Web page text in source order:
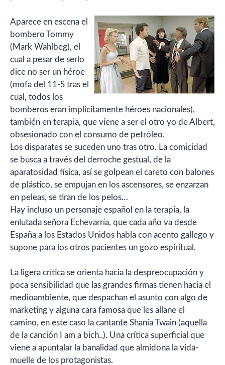
Aparece en escena el
bombero Tommy
(Mark Wahlbeg), el
cual a pesar de serlo
dice no ser un héroe
(mofa del 11-S tras el
cual, todos los
bomberos eran ímplicitamente héroes nacionales),
también en terapia, que viene a ser el otro yo de Albert,
obsesionado con el consumo de petróleo.
Los disparates se suceden uno tras otro. La comicidad
se busca a través del derroche gestual, de la
aparatosidad física, así se golpean el careto con balones
de plástico, se empujan en los ascensores, se enzarzan
en peleas, se tiran de los pelos…
Hay incluso un personaje español en la terapia, la
enlutada señora Echevarría, que cada año va desde
España a los Estados Unidos habla con acento gallego y
supone para los otros pacientes un gozo espiritual.
La ligera crítica se orienta hacia la despreocupación y
poca sensibilidad que las grandes firmas tienen hacia el
medioambiente, que despachan el asunto con algo de
marketing y alguna cara famosa que les allane el
camino, en este caso la cantante Shania Twain (aquella
de la canción I am a bich..). Una crítica superficial que
viene a apuntalar la banalidad que almidona la vida-
muelle de los protagonistas.